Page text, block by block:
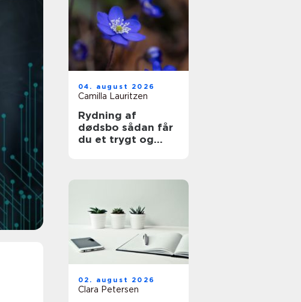
04. august 2026
Camilla Lauritzen
Rydning af
dødsbo sådan får
du et trygt og
02. august 2026
Clara Petersen